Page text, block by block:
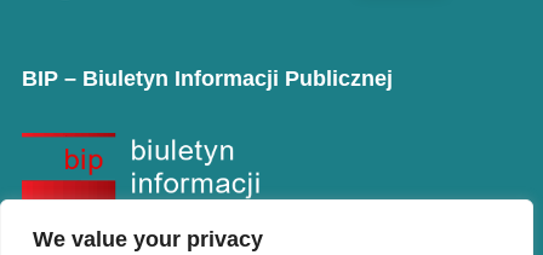
We value your privacy
BIP – Biuletyn Informacji Publicznej